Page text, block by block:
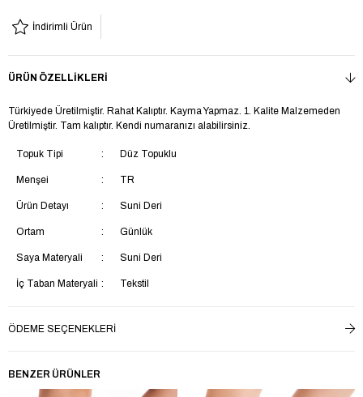
İndirimli Ürün
ÜRÜN ÖZELLIKLERI
Türkiyede Üretilmiştir. Rahat Kalıptır. Kayma Yapmaz. 1. Kalite Malzemeden
Üretilmiştir. Tam kalıptır. Kendi numaranızı alabilirsiniz.
Topuk Tipi Düz Topuklu
Menşei TR
Ürün Detayı Suni Deri
Ortam Günlük
Saya Materyali Suni Deri
İç Taban Materyali Tekstil
Astar Materyali
Taban Tipi Kaydırmaz Taban
ÖDEME SEÇENEKLERI
BENZER ÜRÜNLER